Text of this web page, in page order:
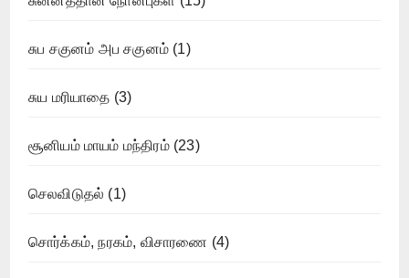
சுப சகுனம் அப சகுனம் (1)
சுய மரியாதை (3)
சூனியம் மாயம் மந்திரம்(23)
செலவிடுதல் (1)
சொர்க்கம், நரகம், விசாரணை (4)